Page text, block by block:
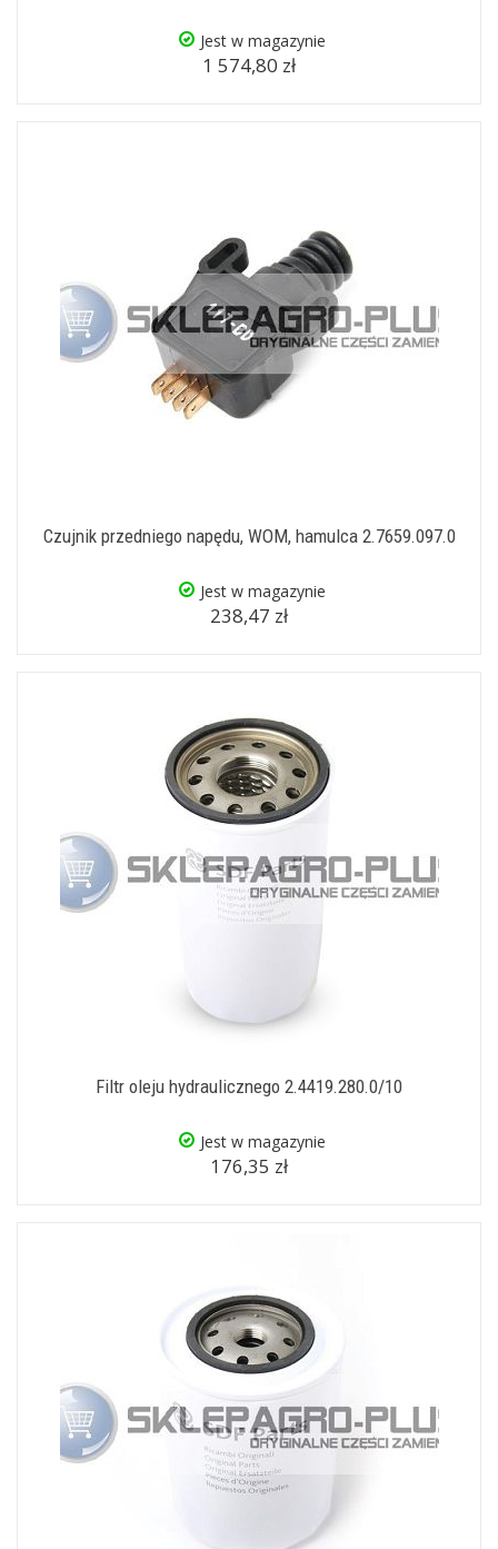
Jest w magazynie
1 574,80 zł
Czujnik przedniego napędu, WOM, hamulca 2.7659.097.0
Jest w magazynie
238,47 zł
Filtr oleju hydraulicznego 2.4419.280.0/10
Jest w magazynie
176,35 zł